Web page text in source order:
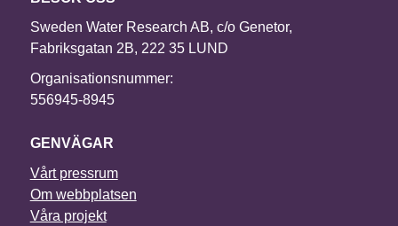
Sweden Water Research AB, c/o Genetor,
Fabriksgatan 2B, 222 35 LUND
Organisationsnummer:
556945-8945
GENVÄGAR
Vårt pressrum
Om webbplatsen
Våra projekt